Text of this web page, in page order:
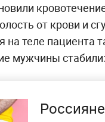
от крови и
на теле пациента
мужчины